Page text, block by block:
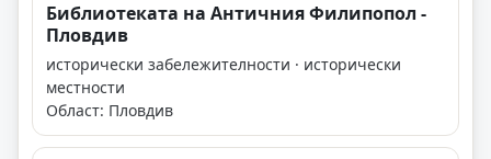
Библиотеката на Античния Филипопол -
Пловдив
исторически забележителности · исторически
местности
Област: Пловдив